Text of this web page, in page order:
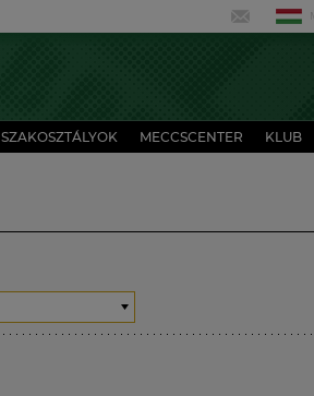
SZAKOSZTÁLYOK MECCSCENTER KLUB